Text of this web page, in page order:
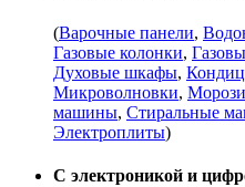
(Варочные панели,
Газовые колонки,
Духовые шкафы,
Микроволновки,
машины, Стиральные
Электроплиты)
С электроникой и